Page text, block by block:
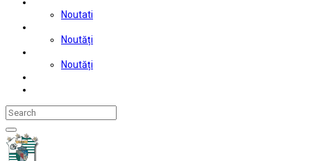
Noutati
Noutăți
Noutăți